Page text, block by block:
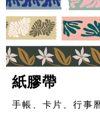
紙膠帶
手帳、卡片、行事